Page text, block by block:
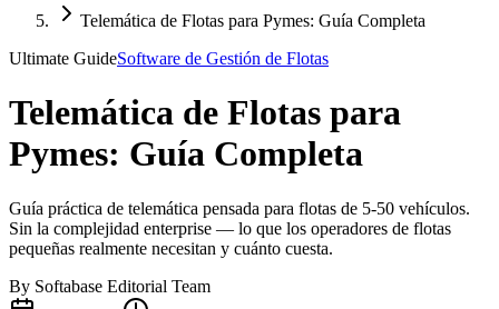
Telemática de Flotas para Pymes: Guía Completa
Ultimate GuideSoftware de Gestión de Flotas
Telemática de Flotas para
Pymes: Guía Completa
Guía práctica de telemática pensada para flotas de 5-50 vehículos.
Sin la complejidad enterprise — lo que los operadores de flotas
pequeñas realmente necesitan y cuánto cuesta.
By Softabase Editorial Team